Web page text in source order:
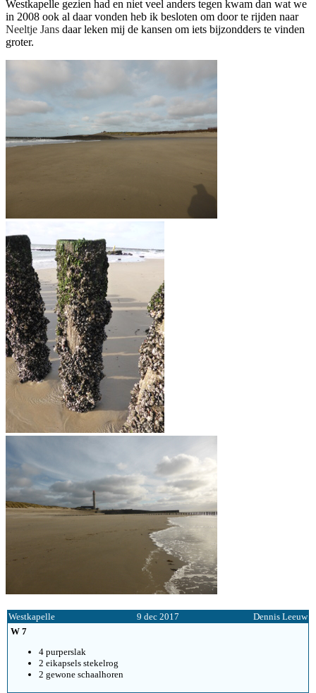
Westkapelle gezien had en niet veel anders tegen kwam dan wat we
in 2008 ook al daar vonden heb ik besloten om door te rijden naar
Neeltje Jans daar leken mij de kansen om iets bijzondders te vinden
groter.
Westkapelle 9 dec 2017
Dennis Leeuw
W 7
4 purperslak
2 eikapsels stekelrog
2 gewone schaalhoren